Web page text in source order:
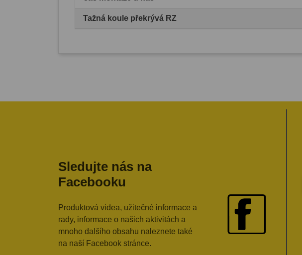
Tažná koule překrývá RZ
Sledujte nás na
Facebooku
Produktová videa, užitečné informace a
rady, informace o našich aktivitách a
mnoho dalšího obsahu naleznete také
na naší Facebook stránce.